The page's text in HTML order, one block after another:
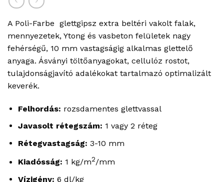
A Poli-Farbe glettgipsz extra beltéri vakolt falak,
mennyezetek, Ytong és vasbeton felületek nagy
fehérségű, 10 mm vastagságig alkalmas glettelő
anyaga. Ásványi töltőanyagokat, cellulóz rostot,
tulajdonságjavító adalékokat tartalmazó optimalizált
keverék.
Felhordás: rozsdamentes glettvassal
Javasolt rétegszám: 1 vagy 2 réteg
Rétegvastagság: 3-10 mm
Kiadósság: 1 kg/m2/mm
Vízigény: 6 dl/kg